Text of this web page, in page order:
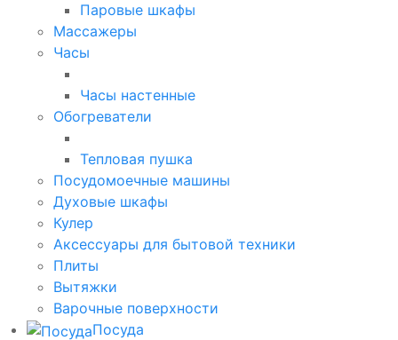
Паровые шкафы
Массажеры
Часы
Часы настенные
Обогреватели
Тепловая пушка
Посудомоечные машины
Духовые шкафы
Кулер
Аксессуары для бытовой техники
Плиты
Вытяжки
Варочные поверхности
Посуда